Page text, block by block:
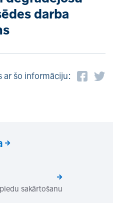
darba
ar šo informāciju:
sakārtošanu